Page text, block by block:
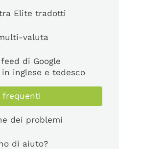
Elite tradotti
valuta
di Google
in inglese e tedesco
frequenti
dei problemi
di aiuto?